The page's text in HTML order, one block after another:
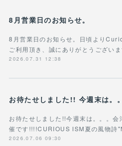
8月営業日のお知らせ。
8月営業日のお知らせ。日頃より
ご利用頂き、誠にありがとうござい
2026.07.31 12:38
お待たせしました!! 今週末は。。
お待たせしました!!今週末は。。。会
催です!!!!CURIOUS ISM夏の風物詩
2026.07.06 09:30